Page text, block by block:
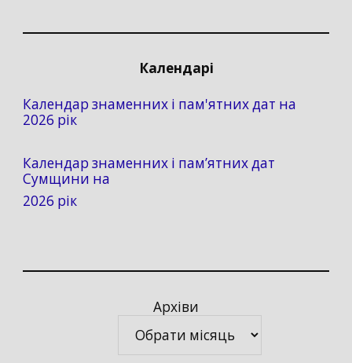
Календарі
Календар знаменних і пам'ятних дат на
2026 рік
Календар знаменних і пам’ятних дат
Сумщини на
2026 рік
Архіви